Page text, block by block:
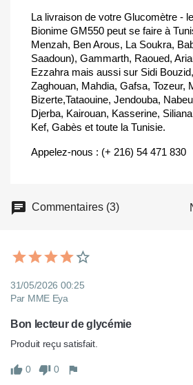
La livraison de votre Glucomètre -
Bionime GM550 peut se faire à
Menzah, Ben Arous, La Soukra,
Saadoun), Gammarth, Raoued,
Ezzahra mais aussi sur Sidi
Zaghouan, Mahdia, Gafsa, Tozeur,
Bizerte,Tataouine, Jendouba,
Djerba, Kairouan, Kasserine,
Kef, Gabès et toute la Tunisie.
Appelez-nous : (+ 216) 54 471 830
Commentaires (3)
31/05/2026 00:25
Par MME Eya
Bon lecteur de glycémie
Produit reçu satisfait.
0 0